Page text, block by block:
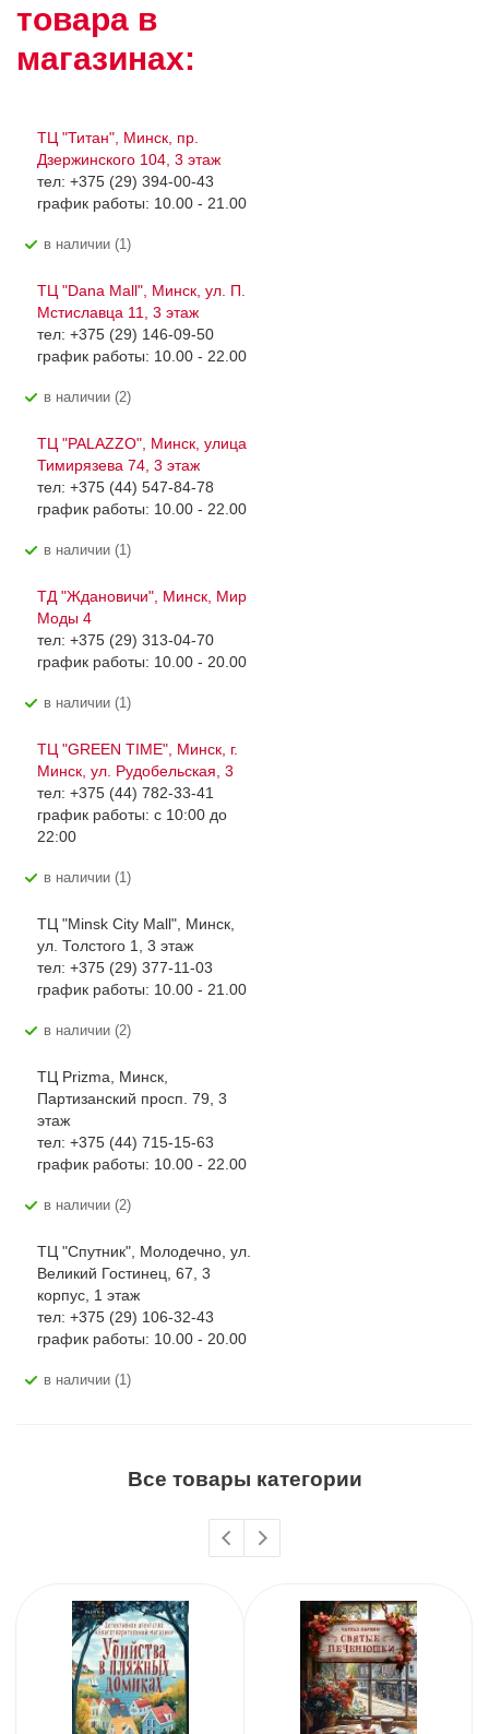
товара в
магазинах:
ТЦ "Титан", Минск, пр.
Дзержинского 104, 3 этаж
тел: +375 (29) 394-00-43
график работы: 10.00 - 21.00
В наличии (1)
ТЦ "Dana Mall", Минск, ул. П.
Мстиславца 11, 3 этаж
тел: +375 (29) 146-09-50
график работы: 10.00 - 22.00
В наличии (2)
ТЦ "PALAZZO", Минск, улица
Тимирязева 74, 3 этаж
тел: +375 (44) 547-84-78
график работы: 10.00 - 22.00
В наличии (1)
ТД "Ждановичи", Минск, Мир
Моды 4
тел: +375 (29) 313-04-70
график работы: 10.00 - 20.00
В наличии (1)
ТЦ "GREEN TIME", Минск, г.
Минск, ул. Рудобельская, 3
тел: +375 (44) 782-33-41
график работы: с 10:00 до
22:00
В наличии (1)
ТЦ "Minsk City Mall", Минск,
ул. Толстого 1, 3 этаж
тел: +375 (29) 377-11-03
график работы: 10.00 - 21.00
В наличии (2)
ТЦ Prizma, Минск,
Партизанский просп. 79, 3
этаж
тел: +375 (44) 715-15-63
график работы: 10.00 - 22.00
В наличии (2)
ТЦ "Спутник", Молодечно, ул.
Великий Гостинец, 67, 3
корпус, 1 этаж
тел: +375 (29) 106-32-43
график работы: 10.00 - 20.00
В наличии (1)
Все товары категории